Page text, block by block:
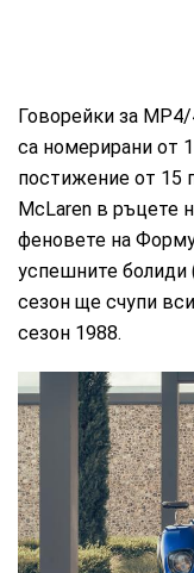
Говорейки за
са номерирани от
постижение от 15
McLaren в ръцете
феновете на
успешните болиди
сезон ще счупи
сезон 1988.